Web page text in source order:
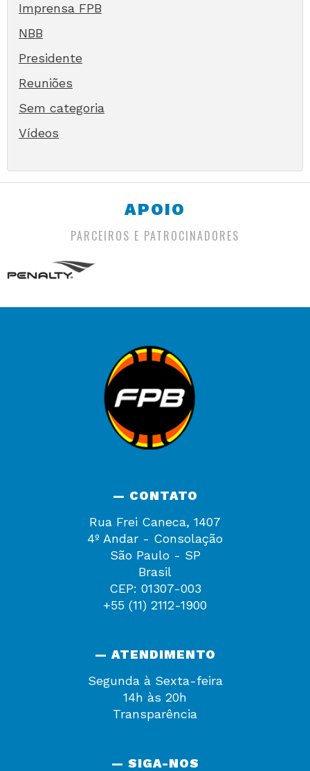
Imprensa FPB
NBB
Presidente
Reuniões
Sem categoria
Vídeos
APOIO
PARCEIROS E PATROCINADORES
— CONTATO
Rua Frei Caneca, 1407
4º Andar - Consolação
São Paulo - SP
Brasil
CEP: 01307-003
+55 (11) 2112-1900
— ATENDIMENTO
Segunda à Sexta-feira
14h às 20h
Transparência
— SIGA-NOS